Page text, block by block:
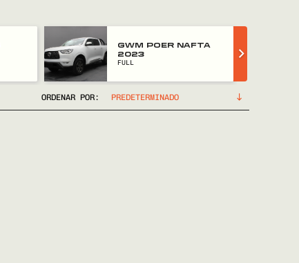
GWM POER NAFTA
2023
FULL
ORDENAR POR: